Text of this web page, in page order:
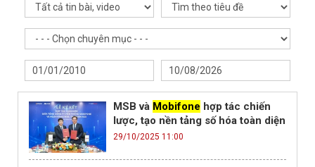
MSB và Mobifone hợp tác chiến
lược, tạo nền tảng số hóa toàn diện
29/10/2025 11:00